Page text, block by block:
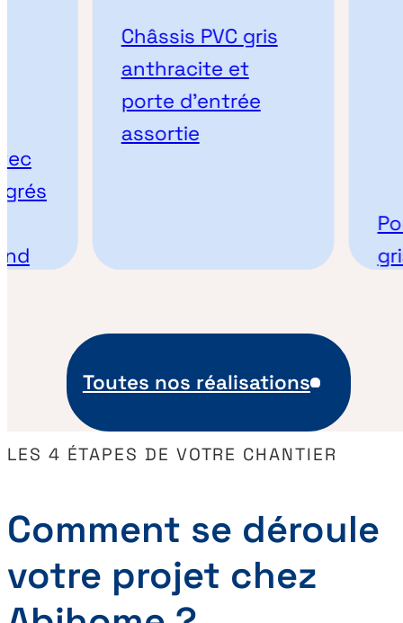
Châssis PVC gris
anthracite et
porte d’entrée
assortie
gris
Toutes nos réalisations
LES 4 ÉTAPES DE VOTRE CHANTIER
Comment se déroule
votre projet chez